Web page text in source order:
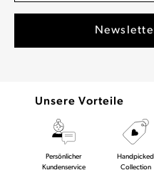
Unsere Vorteile
Persönlicher
Kundenservice
Handpicked
Collection